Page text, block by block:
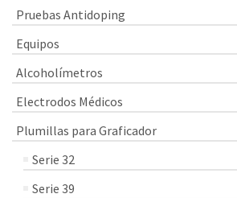
Pruebas Antidoping
Equipos
Alcoholímetros
Electrodos Médicos
Plumillas para Graficador
Serie 32
Serie 39